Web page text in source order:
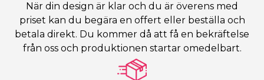
När din design är klar och du är överens med
priset kan du begära en offert eller beställa och
betala direkt. Du kommer då att få en bekräftelse
från oss och produktionen startar omedelbart.